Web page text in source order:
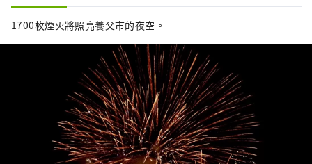
1700枚煙火將照亮養父市的夜空。